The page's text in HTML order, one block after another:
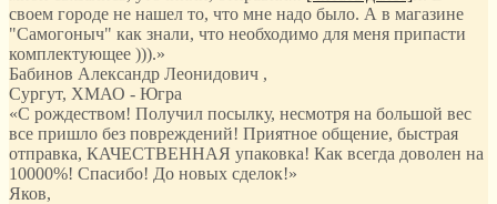
своем городе не нашел то, что мне надо было. А в магазине
"Самогоныч" как знали, что необходимо для меня припасти
комплектующее ))).»
Бабинов Александр Леонидович ,
Сургут, ХМАО - Югра
«С рождеством! Получил посылку, несмотря на большой вес
все пришло без повреждений! Приятное общение, быстрая
отправка, КАЧЕСТВЕННАЯ упаковка! Как всегда доволен на
10000%! Спасибо! До новых сделок!»
Яков,